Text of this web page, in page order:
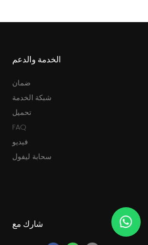
الخدمة والدعم
ضمان
شبكة الخدمة
تحميل
FAQ
فيديو
سحابة ليفول
شارك مع